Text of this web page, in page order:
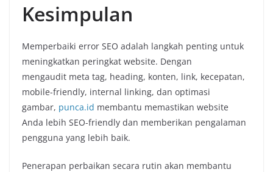
Kesimpulan
Memperbaiki error SEO adalah langkah penting untuk
meningkatkan peringkat website. Dengan
mengaudit meta tag, heading, konten, link, kecepatan,
mobile-friendly, internal linking, dan optimasi
gambar, punca.id membantu memastikan website
Anda lebih SEO-friendly dan memberikan pengalaman
pengguna yang lebih baik.
Penerapan perbaikan secara rutin akan membantu